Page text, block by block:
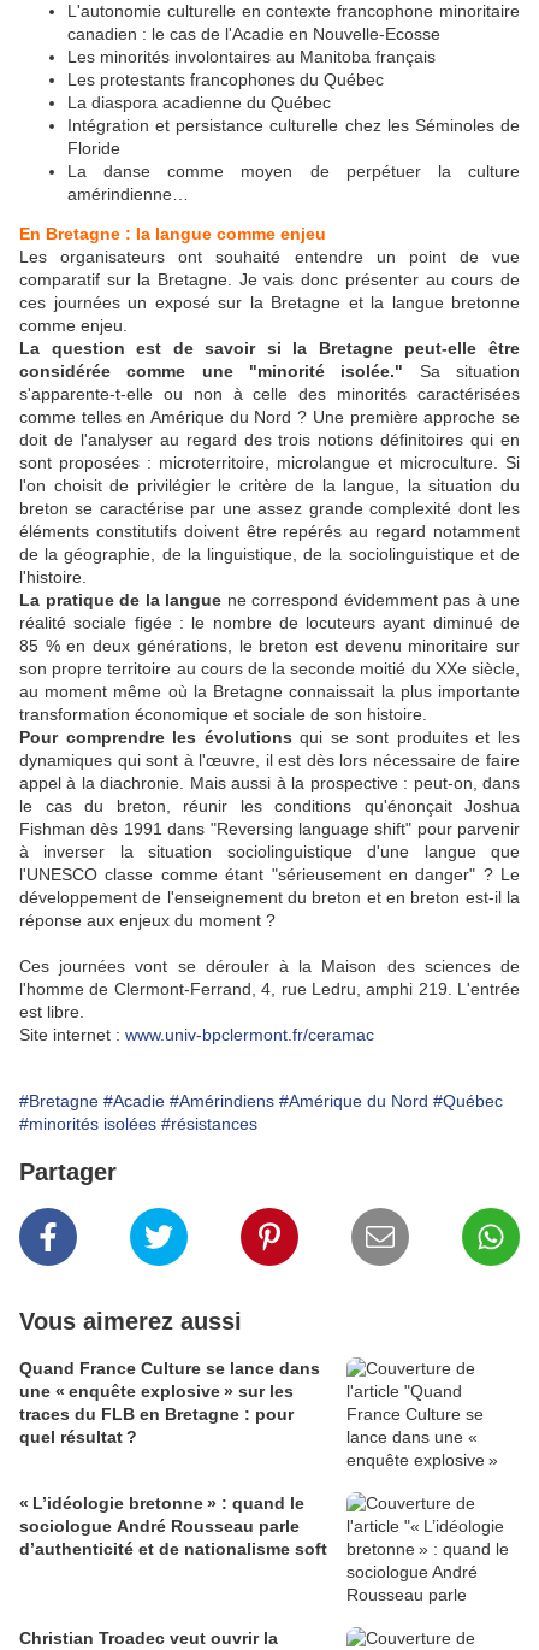
L'autonomie culturelle en contexte francophone minoritaire
canadien : le cas de l'Acadie en Nouvelle-Ecosse
Les minorités involontaires au Manitoba français
Les protestants francophones du Québec
La diaspora acadienne du Québec
Intégration et persistance culturelle chez les Séminoles de
Floride
La danse comme moyen de perpétuer la culture
amérindienne…
En Bretagne : la langue comme enjeu
Les organisateurs ont souhaité entendre un point de vue
comparatif sur la Bretagne. Je vais donc présenter au cours de
ces journées un exposé sur la Bretagne et la langue bretonne
comme enjeu.
La question est de savoir si la Bretagne peut-elle être
considérée comme une "minorité isolée." Sa situation
s'apparente-t-elle ou non à celle des minorités caractérisées
comme telles en Amérique du Nord ? Une première approche se
doit de l'analyser au regard des trois notions définitoires qui en
sont proposées : microterritoire, microlangue et microculture. Si
l'on choisit de privilégier le critère de la langue, la situation du
breton se caractérise par une assez grande complexité dont les
éléments constitutifs doivent être repérés au regard notamment
de la géographie, de la linguistique, de la sociolinguistique et de
l'histoire.
La pratique de la langue ne correspond évidemment pas à une
réalité sociale figée : le nombre de locuteurs ayant diminué de
85 % en deux générations, le breton est devenu minoritaire sur
son propre territoire au cours de la seconde moitié du XXe siècle,
au moment même où la Bretagne connaissait la plus importante
transformation économique et sociale de son histoire.
Pour comprendre les évolutions qui se sont produites et les
dynamiques qui sont à l'œuvre, il est dès lors nécessaire de faire
appel à la diachronie. Mais aussi à la prospective : peut-on, dans
le cas du breton, réunir les conditions qu'énonçait Joshua
Fishman dès 1991 dans "Reversing language shift" pour parvenir
à inverser la situation sociolinguistique d'une langue que
l'UNESCO classe comme étant "sérieusement en danger" ? Le
développement de l'enseignement du breton et en breton est-il la
réponse aux enjeux du moment ?
Ces journées vont se dérouler à la Maison des sciences de
l'homme de Clermont-Ferrand, 4, rue Ledru, amphi 219. L'entrée
est libre.
Site internet : www.univ-bpclermont.fr/ceramac
#Bretagne #Acadie #Amérindiens #Amérique du Nord #Québec
#minorités isolées #résistances
Partager
Vous aimerez aussi
Quand France Culture se lance dans
une « enquête explosive » sur les
traces du FLB en Bretagne : pour
quel résultat ?
« L’idéologie bretonne » : quand le
sociologue André Rousseau parle
d’authenticité et de nationalisme soft
Christian Troadec veut ouvrir la